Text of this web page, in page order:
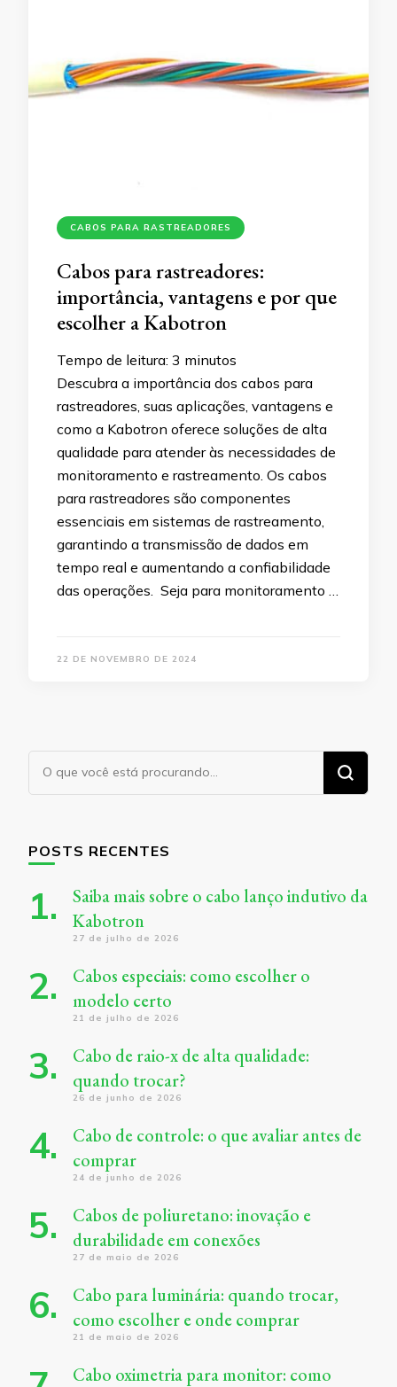
CABOS PARA RASTREADORES
Cabos para rastreadores:
importância, vantagens e por que
escolher a Kabotron
Tempo de leitura: 3 minutos
Descubra a importância dos cabos para
rastreadores, suas aplicações, vantagens e
como a Kabotron oferece soluções de alta
qualidade para atender às necessidades de
monitoramento e rastreamento. Os cabos
para rastreadores são componentes
essenciais em sistemas de rastreamento,
garantindo a transmissão de dados em
tempo real e aumentando a confiabilidade
das operações. Seja para monitoramento …
22 DE NOVEMBRO DE 2024
Procurando
algo?
POSTS RECENTES
Saiba mais sobre o cabo lanço indutivo da
Kabotron
27 de julho de 2026
Cabos especiais: como escolher o
modelo certo
21 de julho de 2026
Cabo de raio-x de alta qualidade:
quando trocar?
26 de junho de 2026
Cabo de controle: o que avaliar antes de
comprar
24 de junho de 2026
Cabos de poliuretano: inovação e
durabilidade em conexões
27 de maio de 2026
Cabo para luminária: quando trocar,
como escolher e onde comprar
21 de maio de 2026
Cabo oximetria para monitor: como